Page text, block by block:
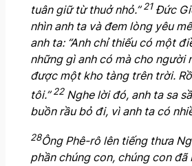
tuân giữ từ thuở nhỏ.”21Đức
nhìn anh ta và đem lòng yêu
anh ta: “Anh chỉ thiếu có một
những gì anh có mà cho người
được một kho tàng trên trời.
tôi.”22Nghe lời đó, anh ta sa
buồn rầu bỏ đi, vì anh ta có
28Ông Phê-rô lên tiếng thưa
phần chúng con, chúng con đã